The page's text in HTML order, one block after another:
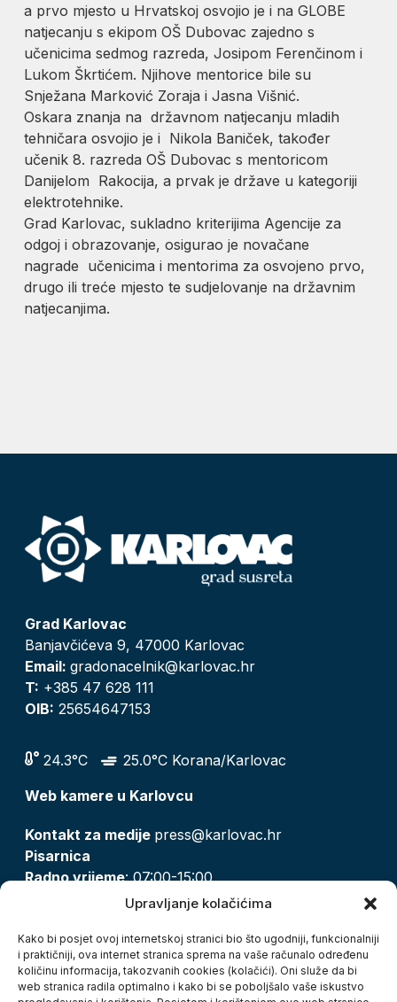
Upravljanje kolačićima
Kako bi posjet ovoj internetskoj stranici bio što ugodniji, funkcionalniji
i praktičniji, ova internet stranica sprema na vaše računalo određenu
količinu informacija, takozvanih cookies (kolačići). Oni služe da bi
web stranica radila optimalno i kako bi se poboljšalo vaše iskustvo
a prvo mjesto u Hrvatskoj osvojio je i na GLOBE
natjecanju s ekipom OŠ Dubovac zajedno s
učenicima sedmog razreda, Josipom Ferenčinom i
Lukom Škrtićem. Njihove mentorice bile su
Snježana Marković Zoraja i Jasna Višnić.
Oskara znanja na državnom natjecanju mladih
tehničara osvojio je i Nikola Baniček, također
učenik 8. razreda OŠ Dubovac s mentoricom
Danijelom Rakocija, a prvak je države u kategoriji
elektrotehnike.
Grad Karlovac, sukladno kriterijima Agencije za
odgoj i obrazovanje, osigurao je novačane
nagrade učenicima i mentorima za osvojeno prvo,
drugo ili treće mjesto te sudjelovanje na državnim
natjecanjima.
Grad Karlovac
Banjavčićeva 9, 47000 Karlovac
Email: gradonacelnik@karlovac.hr
T: +385 47 628 111
OIB: 25654647153
24.3°C
25.0°C Korana/Karlovac
Web kamere u Karlovcu
Kontakt za medije press@karlovac.hr
Pisarnica
Radno vrijeme: 07:00-15:00
pisarnica@karlovac.hr
Zaštita osobnih podataka